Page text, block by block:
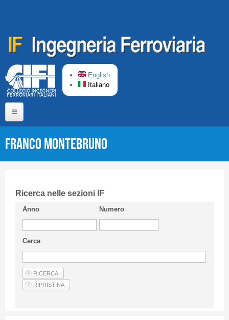
English
Italiano
CIFI in breve
Linee Guida
Privacy Policy
Articoli
Franco MONTEBRUNO
Ricerca nelle sezioni IF
Anno Numero
Cerca